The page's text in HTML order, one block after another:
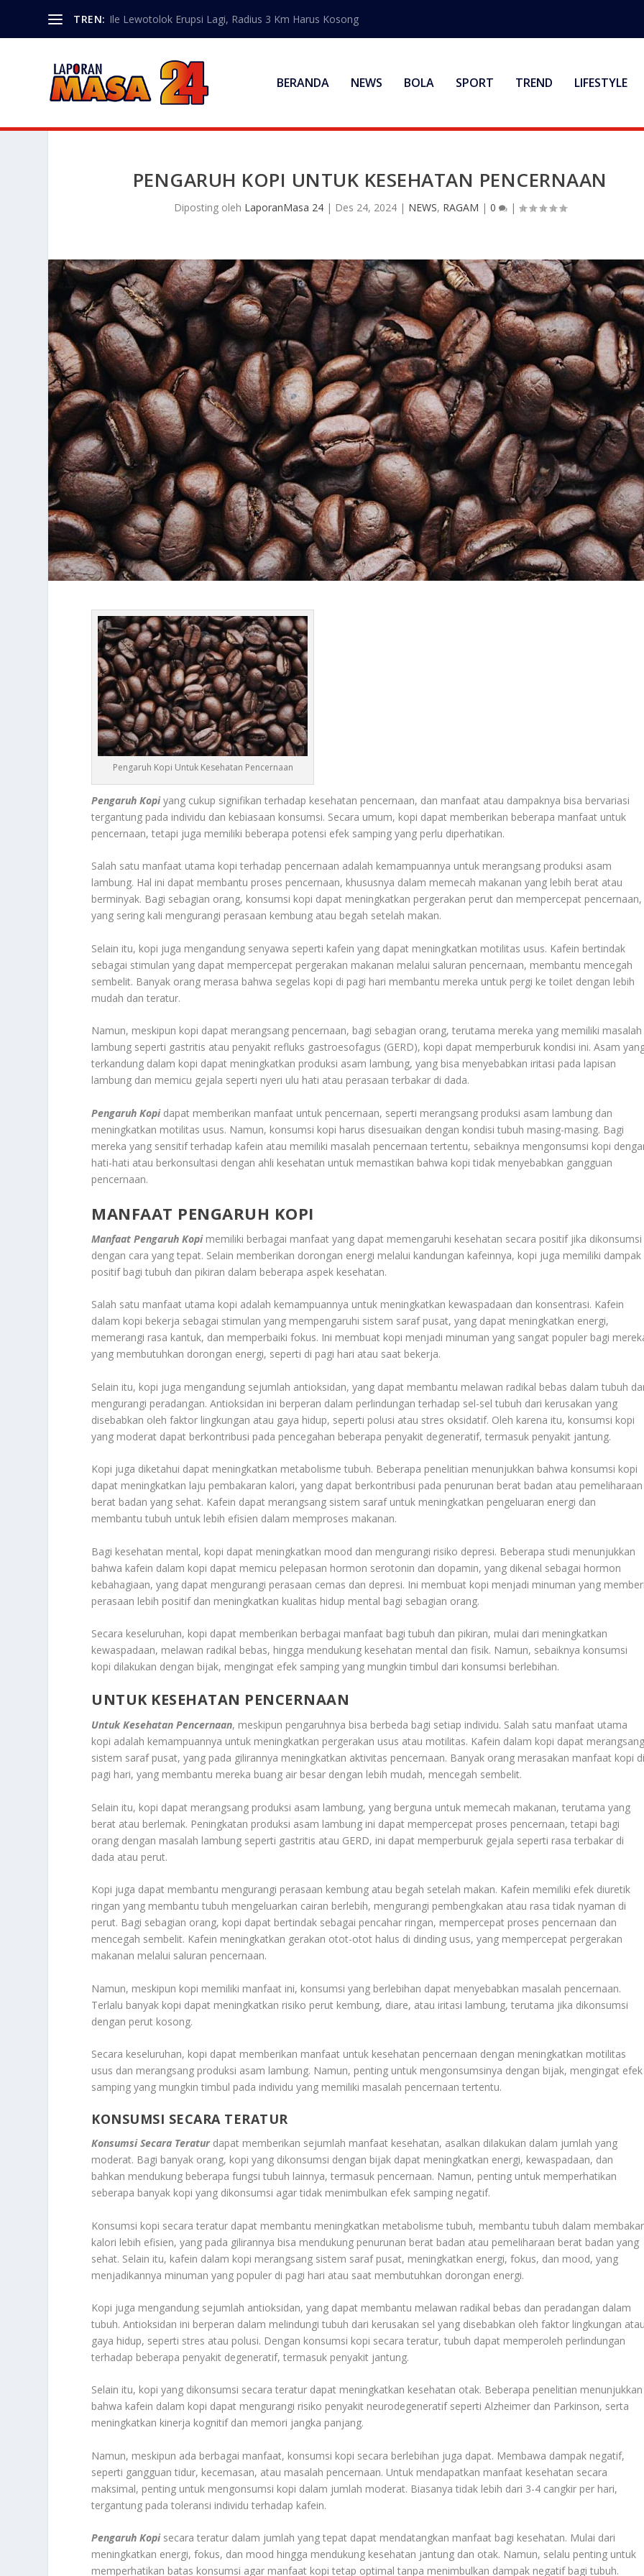
TREN: Ile Lewotolok Erupsi Lagi, Radius 3 Km Harus Kosong
BERANDA NEWS BOLA SPORT TREND LIFESTYLE
PENGARUH KOPI UNTUK KESEHATAN PENCERNAAN
Diposting oleh LaporanMasa 24| Des 24, 2024| NEWS, RAGAM | 0 |
Pengaruh Kopi Untuk Kesehatan Pencernaan
Pengaruh Kopiyang cukup signifikan terhadap kesehatan pencernaan, dan manfaat atau dampaknya bisa bervariasi
tergantung pada individu dan kebiasaan konsumsi. Secara umum, kopi dapat memberikan beberapa manfaat untuk
pencernaan, tetapi juga memiliki beberapa potensi efek samping yang perlu diperhatikan.
Salah satu manfaat utama kopi terhadap pencernaan adalah kemampuannya untuk merangsang produksi asam
lambung. Hal ini dapat membantu proses pencernaan, khususnya dalam memecah makanan yang lebih berat atau
berminyak. Bagi sebagian orang, konsumsi kopi dapat meningkatkan pergerakan perut dan mempercepat pencernaan,
yang sering kali mengurangi perasaan kembung atau begah setelah makan.
Selain itu, kopi juga mengandung senyawa seperti kafein yang dapat meningkatkan motilitas usus. Kafein bertindak
sebagai stimulan yang dapat mempercepat pergerakan makanan melalui saluran pencernaan, membantu mencegah
sembelit. Banyak orang merasa bahwa segelas kopi di pagi hari membantu mereka untuk pergi ke toilet dengan lebih
mudah dan teratur.
Namun, meskipun kopi dapat merangsang pencernaan, bagi sebagian orang, terutama mereka yang memiliki masalah
lambung seperti gastritis atau penyakit refluks gastroesofagus (GERD), kopi dapat memperburuk kondisi ini. Asam
terkandung dalam kopi dapat meningkatkan produksi asam lambung, yang bisa menyebabkan iritasi pada lapisan
lambung dan memicu gejala seperti nyeri ulu hati atau perasaan terbakar di dada.
Pengaruh Kopidapat memberikan manfaat untuk pencernaan, seperti merangsang produksi asam lambung dan
meningkatkan motilitas usus. Namun, konsumsi kopi harus disesuaikan dengan kondisi tubuh masing-masing. Bagi
mereka yang sensitif terhadap kafein atau memiliki masalah pencernaan tertentu, sebaiknya mengonsumsi kopi
hati-hati atau berkonsultasi dengan ahli kesehatan untuk memastikan bahwa kopi tidak menyebabkan gangguan
pencernaan.
MANFAAT PENGARUH KOPI
Manfaat Pengaruh Kopimemiliki berbagai manfaat yang dapat memengaruhi kesehatan secara positif jika dikonsumsi
dengan cara yang tepat. Selain memberikan dorongan energi melalui kandungan kafeinnya, kopi juga memiliki dampak
positif bagi tubuh dan pikiran dalam beberapa aspek kesehatan.
Salah satu manfaat utama kopi adalah kemampuannya untuk meningkatkan kewaspadaan dan konsentrasi. Kafein
dalam kopi bekerja sebagai stimulan yang mempengaruhi sistem saraf pusat, yang dapat meningkatkan energi,
memerangi rasa kantuk, dan memperbaiki fokus. Ini membuat kopi menjadi minuman yang sangat populer bagi
yang membutuhkan dorongan energi, seperti di pagi hari atau saat bekerja.
Selain itu, kopi juga mengandung sejumlah antioksidan, yang dapat membantu melawan radikal bebas dalam tubuh
mengurangi peradangan. Antioksidan ini berperan dalam perlindungan terhadap sel-sel tubuh dari kerusakan yang
disebabkan oleh faktor lingkungan atau gaya hidup, seperti polusi atau stres oksidatif. Oleh karena itu, konsumsi kopi
yang moderat dapat berkontribusi pada pencegahan beberapa penyakit degeneratif, termasuk penyakit jantung.
Kopi juga diketahui dapat meningkatkan metabolisme tubuh. Beberapa penelitian menunjukkan bahwa konsumsi kopi
dapat meningkatkan laju pembakaran kalori, yang dapat berkontribusi pada penurunan berat badan atau pemeliharaan
berat badan yang sehat. Kafein dapat merangsang sistem saraf untuk meningkatkan pengeluaran energi dan
membantu tubuh untuk lebih efisien dalam memproses makanan.
Bagi kesehatan mental, kopi dapat meningkatkan mood dan mengurangi risiko depresi. Beberapa studi menunjukkan
bahwa kafein dalam kopi dapat memicu pelepasan hormon serotonin dan dopamin, yang dikenal sebagai hormon
kebahagiaan, yang dapat mengurangi perasaan cemas dan depresi. Ini membuat kopi menjadi minuman yang
perasaan lebih positif dan meningkatkan kualitas hidup mental bagi sebagian orang.
Secara keseluruhan, kopi dapat memberikan berbagai manfaat bagi tubuh dan pikiran, mulai dari meningkatkan
kewaspadaan, melawan radikal bebas, hingga mendukung kesehatan mental dan fisik. Namun, sebaiknya konsumsi
kopi dilakukan dengan bijak, mengingat efek samping yang mungkin timbul dari konsumsi berlebihan.
UNTUK KESEHATAN PENCERNAAN
Untuk Kesehatan Pencernaan, meskipun pengaruhnya bisa berbeda bagi setiap individu. Salah satu manfaat utama
kopi adalah kemampuannya untuk meningkatkan pergerakan usus atau motilitas. Kafein dalam kopi dapat
sistem saraf pusat, yang pada gilirannya meningkatkan aktivitas pencernaan. Banyak orang merasakan manfaat kopi
pagi hari, yang membantu mereka buang air besar dengan lebih mudah, mencegah sembelit.
Selain itu, kopi dapat merangsang produksi asam lambung, yang berguna untuk memecah makanan, terutama yang
berat atau berlemak. Peningkatan produksi asam lambung ini dapat mempercepat proses pencernaan, tetapi bagi
orang dengan masalah lambung seperti gastritis atau GERD, ini dapat memperburuk gejala seperti rasa terbakar di
dada atau perut.
Kopi juga dapat membantu mengurangi perasaan kembung atau begah setelah makan. Kafein memiliki efek diuretik
ringan yang membantu tubuh mengeluarkan cairan berlebih, mengurangi pembengkakan atau rasa tidak nyaman di
perut. Bagi sebagian orang, kopi dapat bertindak sebagai pencahar ringan, mempercepat proses pencernaan dan
mencegah sembelit. Kafein meningkatkan gerakan otot-otot halus di dinding usus, yang mempercepat pergerakan
makanan melalui saluran pencernaan.
Namun, meskipun kopi memiliki manfaat ini, konsumsi yang berlebihan dapat menyebabkan masalah pencernaan.
Terlalu banyak kopi dapat meningkatkan risiko perut kembung, diare, atau iritasi lambung, terutama jika dikonsumsi
dengan perut kosong.
Secara keseluruhan, kopi dapat memberikan manfaat untuk kesehatan pencernaan dengan meningkatkan motilitas
usus dan merangsang produksi asam lambung. Namun, penting untuk mengonsumsinya dengan bijak, mengingat efek
samping yang mungkin timbul pada individu yang memiliki masalah pencernaan tertentu.
KONSUMSI SECARA TERATUR
Konsumsi Secara Teraturdapat memberikan sejumlah manfaat kesehatan, asalkan dilakukan dalam jumlah yang
moderat. Bagi banyak orang, kopi yang dikonsumsi dengan bijak dapat meningkatkan energi, kewaspadaan, dan
bahkan mendukung beberapa fungsi tubuh lainnya, termasuk pencernaan. Namun, penting untuk memperhatikan
seberapa banyak kopi yang dikonsumsi agar tidak menimbulkan efek samping negatif.
Konsumsi kopi secara teratur dapat membantu meningkatkan metabolisme tubuh, membantu tubuh dalam membakar
kalori lebih efisien, yang pada gilirannya bisa mendukung penurunan berat badan atau pemeliharaan berat badan yang
sehat. Selain itu, kafein dalam kopi merangsang sistem saraf pusat, meningkatkan energi, fokus, dan mood, yang
menjadikannya minuman yang populer di pagi hari atau saat membutuhkan dorongan energi.
Kopi juga mengandung sejumlah antioksidan, yang dapat membantu melawan radikal bebas dan peradangan dalam
tubuh. Antioksidan ini berperan dalam melindungi tubuh dari kerusakan sel yang disebabkan oleh faktor lingkungan
gaya hidup, seperti stres atau polusi. Dengan konsumsi kopi secara teratur, tubuh dapat memperoleh perlindungan
terhadap beberapa penyakit degeneratif, termasuk penyakit jantung.
Selain itu, kopi yang dikonsumsi secara teratur dapat meningkatkan kesehatan otak. Beberapa penelitian menunjukkan
bahwa kafein dalam kopi dapat mengurangi risiko penyakit neurodegeneratif seperti Alzheimer dan Parkinson, serta
meningkatkan kinerja kognitif dan memori jangka panjang.
Namun, meskipun ada berbagai manfaat, konsumsi kopi secara berlebihan juga dapat. Membawa dampak negatif,
seperti gangguan tidur, kecemasan, atau masalah pencernaan. Untuk mendapatkan manfaat kesehatan secara
maksimal, penting untuk mengonsumsi kopi dalam jumlah moderat. Biasanya tidak lebih dari 3-4 cangkir per hari,
tergantung pada toleransi individu terhadap kafein.
Pengaruh Kopisecara teratur dalam jumlah yang tepat dapat mendatangkan manfaat bagi kesehatan. Mulai dari
meningkatkan energi, fokus, dan mood hingga mendukung kesehatan jantung dan otak. Namun, selalu penting untuk
memperhatikan batas konsumsi agar manfaat kopi tetap optimal tanpa menimbulkan dampak negatif bagi tubuh.